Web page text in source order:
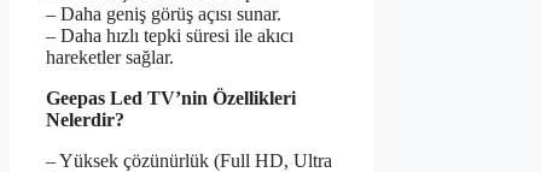
– Daha geniş görüş açısı sunar.
– Daha hızlı tepki süresi ile akıcı
hareketler sağlar.
Geepas Led TV’nin Özellikleri
Nelerdir?
– Yüksek çözünürlük (Full HD, Ultra